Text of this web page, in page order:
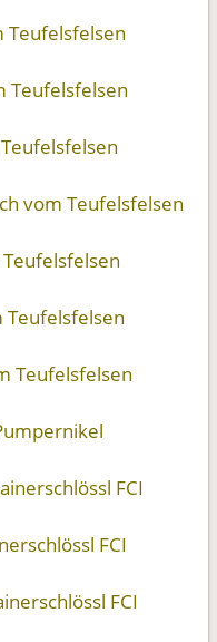
Teufelsfelsen
Teufelsfelsen
vom Teufelsfelsen
Teufelsfelsen
Teufelsfelsen
FCI
FCI
FCI